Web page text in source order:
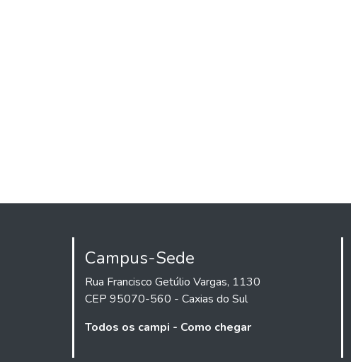
Campus-Sede
Rua Francisco Getúlio Vargas, 1130
CEP 95070-560 - Caxias do Sul
Todos os campi - Como chegar